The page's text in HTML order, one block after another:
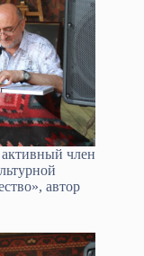
член
автор